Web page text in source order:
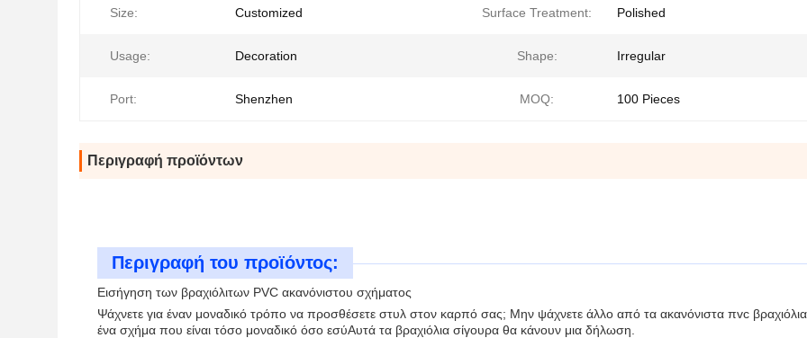
Size: Customized Surface Treatment: Polished
Usage: Decoration Shape: Irregular
Port: Shenzhen MOQ: 100 Pieces
Περιγραφή προϊόντων
Περιγραφή του προϊόντος:
Εισήγηση των βραχιόλιτων PVC ακανόνιστου σχήματος
Ψάχνετε για έναν μοναδικό τρόπο να προσθέσετε στυλ στον καρπό σας; Μην ψάχνετε άλλο από τα ακανόνιστα πvc
ένα σχήμα που είναι τόσο μοναδικό όσο εσύΑυτά τα βραχιόλια σίγουρα θα κάνουν μια δήλωση.